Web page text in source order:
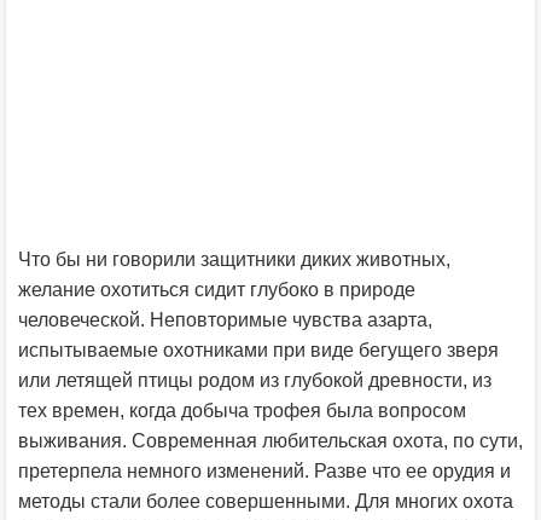
Что бы ни говорили защитники диких животных,
желание охотиться сидит глубоко в природе
человеческой. Неповторимые чувства азарта,
испытываемые охотниками при виде бегущего зверя
или летящей птицы родом из глубокой древности, из
тех времен, когда добыча трофея была вопросом
выживания. Современная любительская охота, по сути,
претерпела немного изменений. Разве что ее орудия и
методы стали более совершенными. Для многих охота